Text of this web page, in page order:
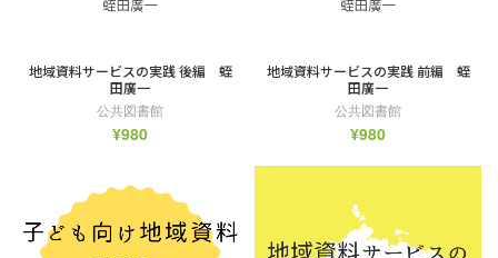
地域資料サービスの実践 後編 蛭
田廣一
公共図書館
¥980
地域資料サービスの実践 前編 蛭
田廣一
公共図書館
¥980